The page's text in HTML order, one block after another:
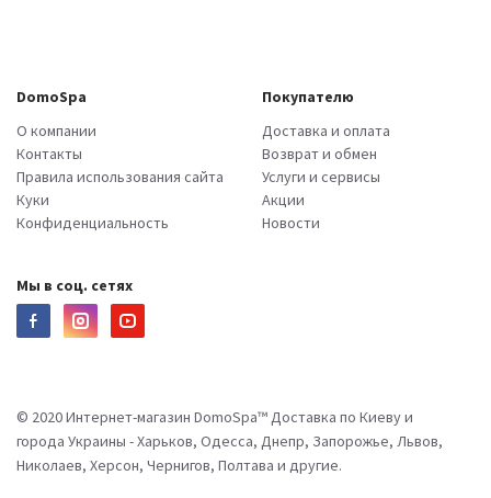
DomoSpa
О компании
Контакты
Правила использования сайта
Куки
Конфиденциальность
Покупателю
Доставка и оплата
Возврат и обмен
Услуги и сервисы
Акции
Новости
Мы в соц. сетях
© 2020 Интернет-магазин DomoSpa™ Доставка по Киеву и
города Украины - Харьков, Одесса, Днепр, Запорожье, Львов,
Николаев, Херсон, Чернигов, Полтава и другие.